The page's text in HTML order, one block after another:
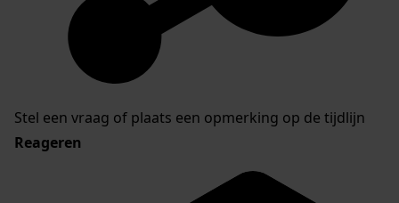
Stel een vraag of plaats een opmerking op de tijdlijn
Reageren